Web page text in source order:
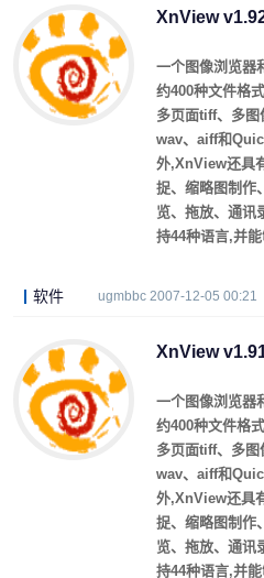
XnView
一个图像浏览器
约400种文件格
多页面tiff、多图
wav、aiff和
外,XnView还具
捉、缩略图制作
览、拖放、通讯
持44种语言,并
件格式,创建缩略
可为您的鼠标右
软件 ugmbbc 2007-12-05 00:21
XnView
一个图像浏览器
约400种文件格
多页面tiff、多图
wav、aiff和
外,XnView还具
捉、缩略图制作
览、拖放、通讯
持44种语言,并